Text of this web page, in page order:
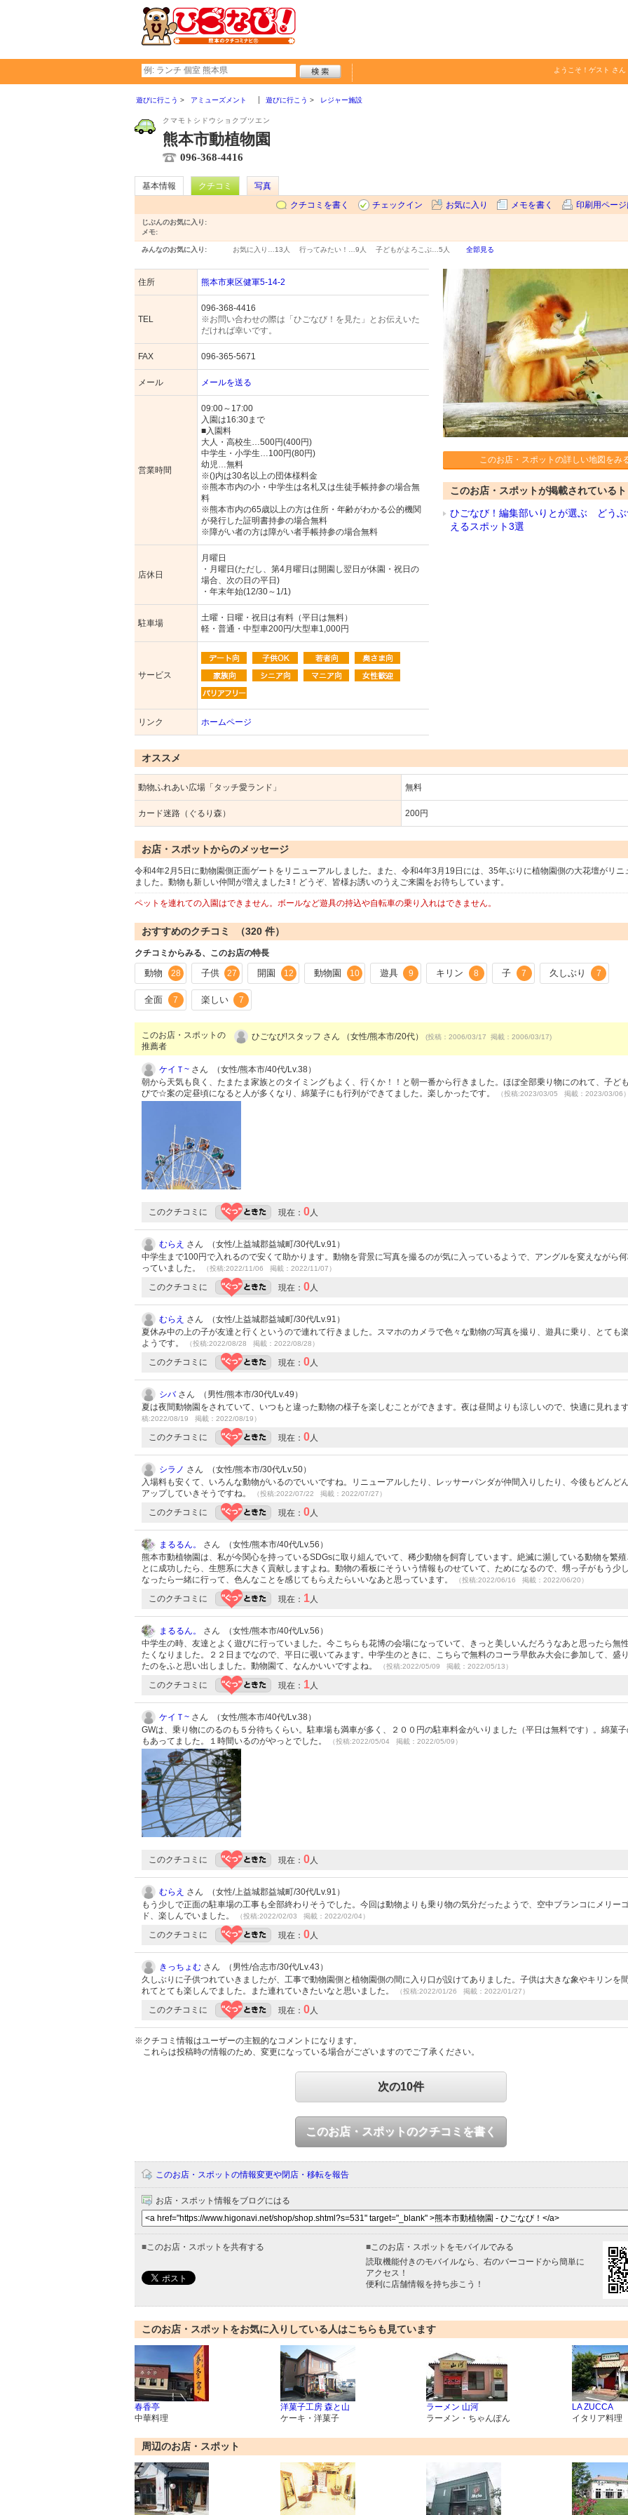
ようこそ！ ゲスト さん
遊びに行こう アミューズメント 遊びに行こう レジャー施設
クマモトシドウショクブツエン
熊本市動植物園
096-368-4416
基本情報 クチコミ
写真
クチコミを書く
チェックイン お気に入り メモを書く 印刷用ページ
じぶんのお気に入り:
メモ:
みんなのお気に入り: お気に入り… 13人 行ってみたい！… 9人 子どもがよろこぶ… 5人 全部見る
住所 熊本市東区健軍5-14-2
TEL
096-368-4416
※お問い合わせの際は「ひごなび！を見た」とお伝えいた
だければ幸いです。
FAX 096-365-5671
メール メールを送る
営業時間
09:00～17:00
入園は16:30まで
■入園料
大人・高校生…500円(400円)
中学生・小学生…100円(80円)
幼児…無料
※()内は30名以上の団体様料金
※熊本市内の小・中学生は名札又は生徒手帳持参の場合無
料
※熊本市内の65歳以上の方は住所・年齢がわかる公的機関
が発行した証明書持参の場合無料
※障がい者の方は障がい者手帳持参の場合無料
店休日
月曜日
・月曜日(ただし、第4月曜日は開園し翌日が休園・祝日の
場合、次の日の平日)
・年末年始(12/30～1/1)
駐車場
土曜・日曜・祝日は有料（平日は無料）
軽・普通・中型車200円/大型車1,000円
サービス
リンク ホームページ
このお店・スポットの詳しい地図をみ
このお店・スポットが掲載されているト
ひごなび！編集部いりとが選ぶ どうぶ
えるスポット3選
オススメ
動物ふれあい広場「タッチ愛ランド」 無料
カード迷路（ぐるり森） 200円
お店・スポットからのメッセージ
令和4年2月5日に動物園側正面ゲートをリニューアルしました。また、令和4年3月19日には、35年ぶりに植物園側の大花壇がリニ
ました。動物も新しい仲間が増えましたﾖ！どうぞ、皆様お誘いのうえご来園をお待ちしています。
ペットを連れての入園はできません。ボールなど遊具の持込や自転車の乗り入れはできません。
おすすめのクチコミ （320 件）
クチコミからみる、このお店の特長
動物 28 子供 27 開園 12 動物園 10 遊具 9 キリン 8 子 7 久しぶり 7
全面 7 楽しい 7
このお店・スポットの
推薦者
ひごなび!スタッフ さん （女性/熊本市/20代） (投稿：2006/03/17 掲載：2006/03/17)
ケイＴ~ さん （女性/熊本市/40代/Lv.38）
朝から天気も良く、たまたま家族とのタイミングもよく、行くか！！と朝一番から行きました。ほぼ全部乗り物にのれて、子ど
びで☆案の定昼頃になると人が多くなり、綿菓子にも行列ができてました。楽しかったです。
（投稿:2023/03/05 掲載：2023/03/06）
このクチコミに 現在： 0人
むらえ さん （女性/上益城郡益城町/30代/Lv.91）
中学生まで100円で入れるので安くて助かります。動物を背景に写真を撮るのが気に入っているようで、アングルを変えながら
っていました。
（投稿:2022/11/06 掲載：2022/11/07）
このクチコミに 現在： 0人
むらえ さん （女性/上益城郡益城町/30代/Lv.91）
夏休み中の上の子が友達と行くというので連れて行きました。スマホのカメラで色々な動物の写真を撮り、遊具に乗り、とても
ようです。
（投稿:2022/08/28 掲載：2022/08/28）
このクチコミに 現在： 0人
シバさん （男性/熊本市/30代/Lv.49）
夏は夜間動物園をされていて、いつもと違った動物の様子を楽しむことができます。夜は昼間よりも涼しいので、快適に見れま
稿:2022/08/19 掲載：2022/08/19）
このクチコミに 現在： 0人
シラノ さん （女性/熊本市/30代/Lv.50）
入場料も安くて、いろんな動物がいるのでいいですね。リニューアルしたり、レッサーパンダが仲間入りしたり、今後もどんど
アップしていきそうですね。
（投稿:2022/07/22 掲載：2022/07/27）
このクチコミに 現在： 0人
まるるん。
さん （女性/熊本市/40代/Lv.56）
熊本市動植物園は、私が今関心を持っているSDGsに取り組んでいて、稀少動物を飼育しています。絶滅に瀕している動物を繁殖
とに成功したら、生態系に大きく貢献しますよね。動物の看板にそういう情報ものせていて、ためになるので、甥っ子がもう少
なったら一緒に行って、色んなことを感じてもらえたらいいなあと思っています。
（投稿:2022/06/16 掲載：2022/06/20）
このクチコミに 現在： 1人
まるるん。
さん （女性/熊本市/40代/Lv.56）
中学生の時、友達とよく遊びに行っていました。今こちらも花博の会場になっていて、きっと美しいんだろうなあと思ったら無
たくなりました。２２日までなので、平日に覗いてみます。中学生のときに、こちらで無料のコーラ早飲み大会に参加して、盛
たのをふと思い出しました。動物園て、なんかいいですよね。
（投稿:2022/05/09 掲載：2022/05/13）
このクチコミに 現在： 1人
ケイＴ~ さん （女性/熊本市/40代/Lv.38）
GWは、乗り物にのるのも５分待ちくらい。駐車場も満車が多く、２００円の駐車料金がいりました（平日は無料です）。綿菓子
もあってました。１時間いるのがやっとでした。
（投稿:2022/05/04 掲載：2022/05/09）
このクチコミに 現在： 0人
むらえ さん （女性/上益城郡益城町/30代/Lv.91）
もう少しで正面の駐車場の工事も全部終わりそうでした。今回は動物よりも乗り物の気分だったようで、空中ブランコにメリー
ド、楽しんでいました。
（投稿:2022/02/03 掲載：2022/02/04）
このクチコミに 現在： 0人
きっちょむ さん （男性/合志市/30代/Lv.43）
久しぶりに子供つれていきましたが、工事で動物園側と植物園側の間に入り口が設けてありました。子供は大きな象やキリンを
れてとても楽しんでました。また連れていきたいなと思いました。
（投稿:2022/01/26 掲載：2022/01/27）
このクチコミに 現在： 0人
※クチコミ情報はユーザーの主観的なコメントになります。
これらは投稿時の情報のため、変更になっている場合がございますのでご了承ください。
次の10件
このお店・スポットのクチコミを書く
このお店・スポットの情報変更や閉店・移転を報告
お店・スポット情報をブログにはる
■このお店・スポットを共有する ■このお店・スポットをモバイルでみる
読取機能付きのモバイルなら、右のバーコードから簡単に
アクセス！
便利に店舗情報を持ち歩こう！
このお店・スポットをお気に入りしている人はこちらも見ています
春香亭
中華料理
洋菓子工房 森と山
ケーキ・洋菓子
ラーメン 山河
ラーメン・ちゃんぽん
LA ZUCCA
イタリア料理
周辺のお店・スポット